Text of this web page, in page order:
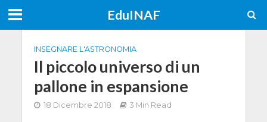
EduINAF
INSEGNARE L'ASTRONOMIA
Il piccolo universo di un
pallone in espansione
18 Dicembre 2018 3 Min Read